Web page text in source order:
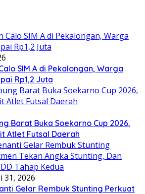
SIM A di Pekalongan, Warga
Rp1,2 Juta
Barat Buka Soekarno Cup 2026,
Atlet Futsal Daerah
31, 2026
Gelar Rembuk Stunting Perkuat